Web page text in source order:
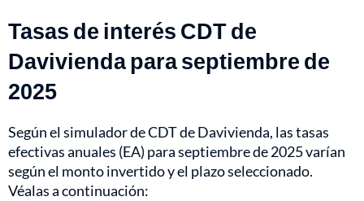
Tasas de interés CDT de
Davivienda para septiembre de
2025
Según el simulador de CDT de Davivienda, las tasas
efectivas anuales (EA) para septiembre de 2025 varían
según el monto invertido y el plazo seleccionado.
Véalas a continuación: